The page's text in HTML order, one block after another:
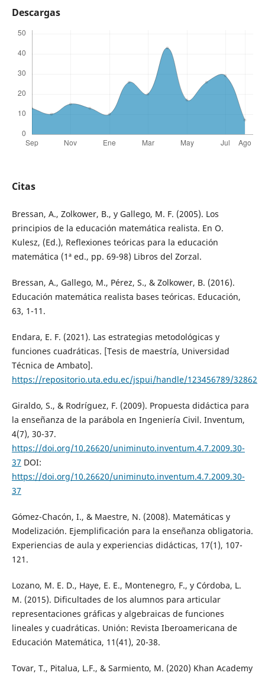
Descargas
Citas
Bressan, A., Zolkower, B., y Gallego, M. F. (2005). Los
principios de la educación matemática realista. En O.
Kulesz, (Ed.), Reflexiones teóricas para la educación
matemática (1ª ed., pp. 69-98) Libros del Zorzal.
Bressan, A., Gallego, M., Pérez, S., & Zolkower, B. (2016).
Educación matemática realista bases teóricas. Educación,
63, 1-11.
Endara, E. F. (2021). Las estrategias metodológicas y
funciones cuadráticas. [Tesis de maestría, Universidad
Técnica de Ambato].
https://repositorio.uta.edu.ec/jspui/handle/123456789/32862
Giraldo, S., & Rodríguez, F. (2009). Propuesta didáctica para
la enseñanza de la parábola en Ingeniería Civil. Inventum,
4(7), 30-37.
https://doi.org/10.26620/uniminuto.inventum.4.7.2009.30-
37 DOI:
https://doi.org/10.26620/uniminuto.inventum.4.7.2009.30-
37
Gómez-Chacón, I., & Maestre, N. (2008). Matemáticas y
Modelización. Ejemplificación para la enseñanza obligatoria.
Experiencias de aula y experiencias didácticas, 17(1), 107-
121.
Lozano, M. E. D., Haye, E. E., Montenegro, F., y Córdoba, L.
M. (2015). Dificultades de los alumnos para articular
representaciones gráficas y algebraicas de funciones
lineales y cuadráticas. Unión: Revista Iberoamericana de
Educación Matemática, 11(41), 20-38.
Tovar, T., Pitalua, L.F., & Sarmiento, M. (2020) Khan Academy